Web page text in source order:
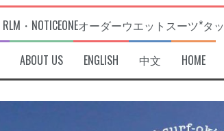
RLM・NOTICEONEオーダーウエットスーツ*
ABOUT US ENGLISH 中文 HOME